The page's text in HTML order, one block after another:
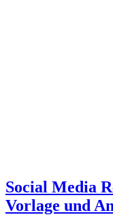
Social Media
Vorlage und